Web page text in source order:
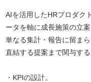
AIを活用したHRプロダク
ータを軸に成長施策の立
単なる集計・報告に留ま
直結する提案まで関与する
・KPIの設計。